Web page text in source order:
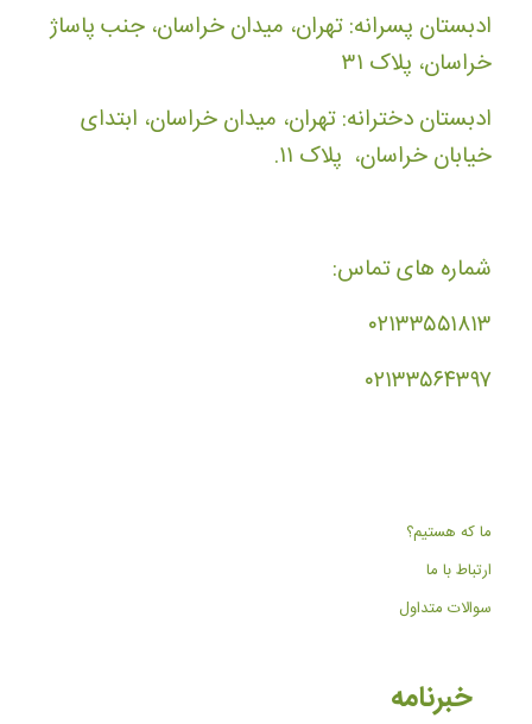
ادبستان پسرانه: تهران، میدان خراسان، جنب پاساژ
خراسان، پلاک ۳۱
ادبستان دخترانه: تهران، میدان خراسان، ابتدای
خیابان خراسان، پلاک ۱۱.
شماره های تماس:
۰۲۱۳۳۵۵۱۸۱۳
۰۲۱۳۳۵۶۴۳۹۷
ما که هستیم؟
ارتباط با ما
سوالات متداول
خبرنامه